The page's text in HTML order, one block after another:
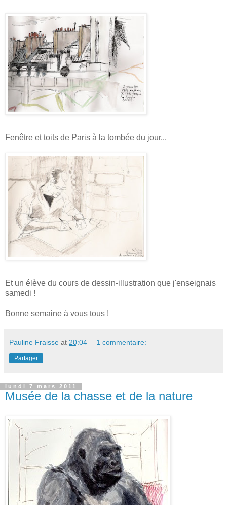
Fenêtre et toits de Paris à la tombée du jour...
Et un élève du cours de dessin-illustration que j'enseignais
samedi !
Bonne semaine à vous tous !
Pauline Fraisse at 20:04 1 commentaire:
Partager
lundi 7 mars 2011
Musée de la chasse et de la nature